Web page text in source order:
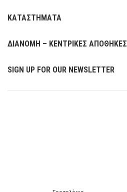
ΚΑΤΑΣΤΗΜΑΤΑ
ΔΙΑΝΟΜΗ – ΚΕΝΤΡΙΚΕΣ ΑΠΟΘΗΚΕΣ
SIGN UP FOR OUR NEWSLETTER